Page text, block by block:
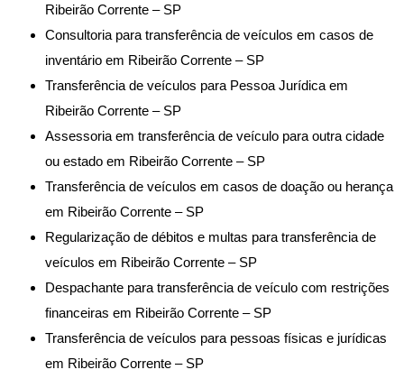
Ribeirão Corrente – SP
Consultoria para transferência de veículos em casos de
inventário em Ribeirão Corrente – SP
Transferência de veículos para Pessoa Jurídica em
Ribeirão Corrente – SP
Assessoria em transferência de veículo para outra cidade
ou estado em Ribeirão Corrente – SP
Transferência de veículos em casos de doação ou herança
em Ribeirão Corrente – SP
Regularização de débitos e multas para transferência de
veículos em Ribeirão Corrente – SP
Despachante para transferência de veículo com restrições
financeiras em Ribeirão Corrente – SP
Transferência de veículos para pessoas físicas e jurídicas
em Ribeirão Corrente – SP